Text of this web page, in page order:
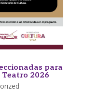
para
2026